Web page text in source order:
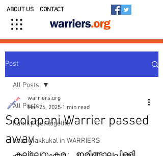
ABOUT US CONTACT
Post
All Posts
Family Get-together
Kedavilakkukal in WARRIERS
All Posts
Soolapani Warrier passed
away
warriers.org
Mar 26, 2025 1 min read